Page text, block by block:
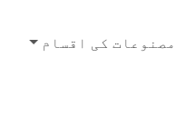
مصنوعات کی اقسام